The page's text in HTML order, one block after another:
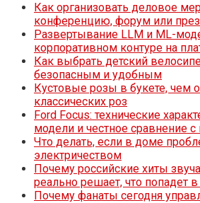
Как организовать деловое
конференцию, форум или
Развертывание LLM и ML-
корпоративном контуре на
Как выбрать детский
безопасным и удобным
Кустовые розы в букете, чем
классических роз
Ford Focus: технические
модели и честное сравнение
Что делать, если в доме
электричеством
Почему российские хиты
реально решает, что попадет
Почему фанаты сегодня